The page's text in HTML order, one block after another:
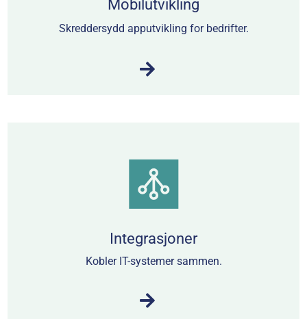
Mobilutvikling
Skreddersydd apputvikling for bedrifter.
Integrasjoner
Kobler IT-systemer sammen.